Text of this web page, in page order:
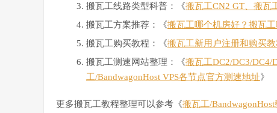
搬瓦工线路类型科普：《搬瓦工CN2 GT、搬瓦
搬瓦工方案推荐：《搬瓦工哪个机房好？搬瓦工
搬瓦工购买教程：《搬瓦工新用户注册和购买
搬瓦工测速网站整理：《搬瓦工DC2/DC3/DC4/
工/BandwagonHost VPS各节点官方测速地址》
更多搬瓦工教程整理可以参考《搬瓦工/